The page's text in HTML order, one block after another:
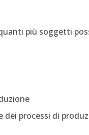
più soggetti
dei processi di